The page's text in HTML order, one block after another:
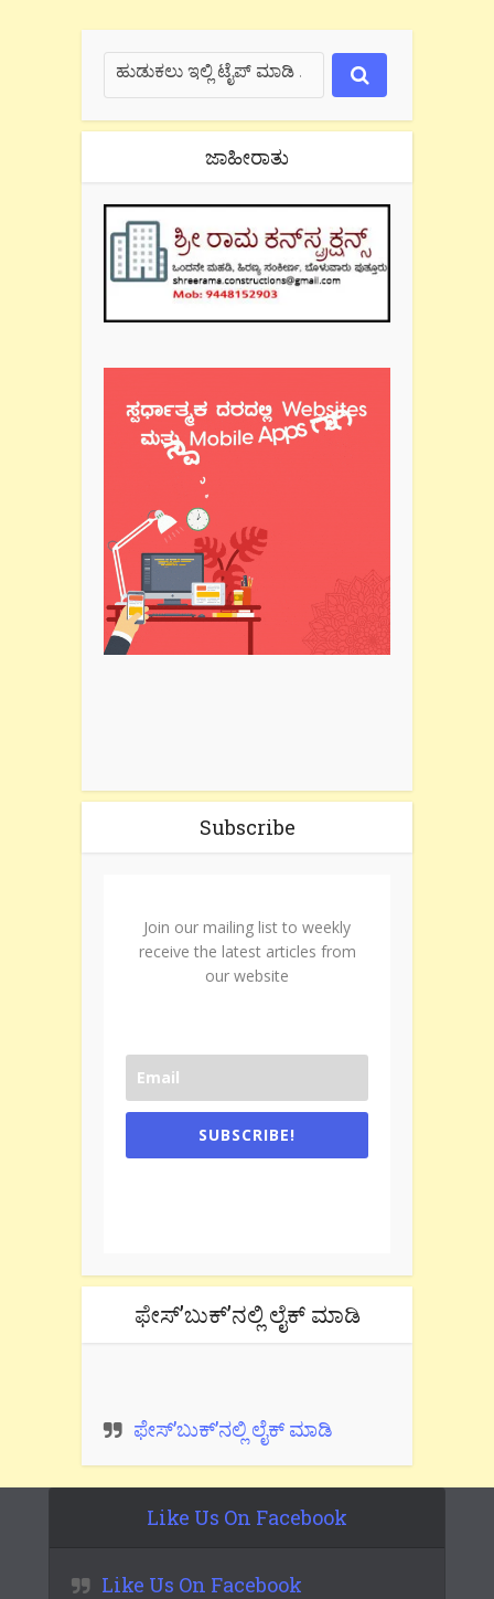
ಜಾಹೀರಾತು
Subscribe
Join our mailing list to weekly
receive the latest articles from
our website
SUBSCRIBE!
ಫೇಸ್’ಬುಕ್’ನಲ್ಲಿ ಲೈಕ್ ಮಾಡಿ
ಫೇಸ್’ಬುಕ್’ನಲ್ಲಿ ಲೈಕ್ ಮಾಡಿ
Like Us On Facebook
Like Us On Facebook